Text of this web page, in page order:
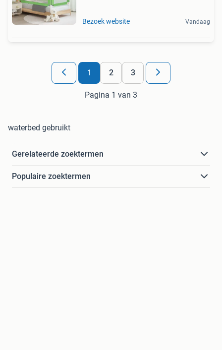
Bezoek website Vandaag
1 2 3
Pagina 1 van 3
waterbed gebruikt
Gerelateerde zoektermen
Populaire zoektermen